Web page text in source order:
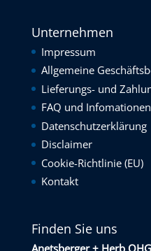
Unternehmen
Impressum
Allgemeine
Lieferungs- und
FAQ und Infomationen
Datenschutzerklärung
Disclaimer
Cookie-Richtlinie (EU)
Kontakt
Finden Sie uns
Anetsberger + Herb OHG